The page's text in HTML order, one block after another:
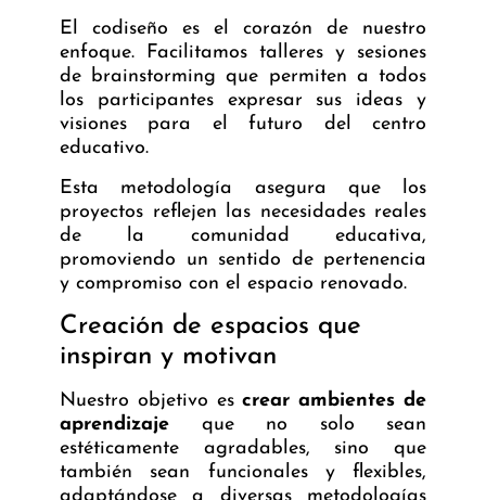
El codiseño es el corazón de nuestro
enfoque. Facilitamos talleres y sesiones
de brainstorming que permiten a todos
los participantes expresar sus ideas y
visiones para el futuro del centro
educativo.
Esta metodología asegura que los
proyectos reflejen las necesidades reales
de la comunidad educativa,
promoviendo un sentido de pertenencia
y compromiso con el espacio renovado.
Creación de espacios que
inspiran y motivan
Nuestro objetivo escrear ambientes de
aprendizaje que no solo sean
estéticamente agradables, sino que
también sean funcionales y flexibles,